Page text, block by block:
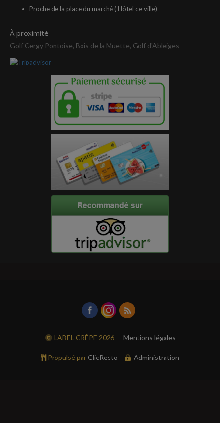
Proche de la place du marché ( Hôtel de ville)
À proximité
Golf Cergy Pontoise, Bois de la Muette, Golf d'Ableiges
LABEL CRÊPE 2026 —Mentions légales
Propulsé par ClicResto - Administration